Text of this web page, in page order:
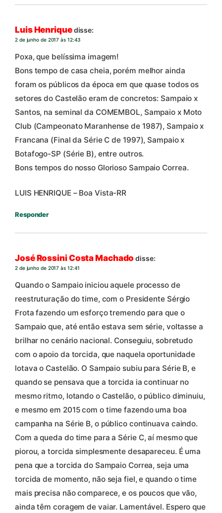
Luis Henriquedisse:
2 de junho de 2017 às 12:43
Poxa, que belíssima imagem!
Bons tempo de casa cheia, porém melhor ainda
foram os públicos da época em que quase todos os
setores do Castelão eram de concretos: Sampaio x
Santos, na seminal da COMEMBOL, Sampaio x Moto
Club (Campeonato Maranhense de 1987), Sampaio x
Francana (Final da Série C de 1997), Sampaio x
Botafogo-SP (Série B), entre outros.
Bons tempos do nosso Glorioso Sampaio Correa.
LUIS HENRIQUE – Boa Vista-RR
Responder
José Rossini Costa Machado disse:
2 de junho de 2017 às 12:41
Quando o Sampaio iniciou aquele processo de
reestruturação do time, com o Presidente Sérgio
Frota fazendo um esforço tremendo para que o
Sampaio que, até então estava sem série, voltasse a
brilhar no cenário nacional. Conseguiu, sobretudo
com o apoio da torcida, que naquela oportunidade
lotava o Castelão. O Sampaio subiu para Série B, e
quando se pensava que a torcida ia continuar no
mesmo ritmo, lotando o Castelão, o público diminuiu,
e mesmo em 2015 com o time fazendo uma boa
campanha na Série B, o público continuava caindo.
Com a queda do time para a Série C, aí mesmo que
piorou, a torcida simplesmente desapareceu. É uma
pena que a torcida do Sampaio Correa, seja uma
torcida de momento, não seja fiel, e quando o time
mais precisa não comparece, e os poucos que vão,
ainda têm coragem de vaiar. Lamentável. Espero que